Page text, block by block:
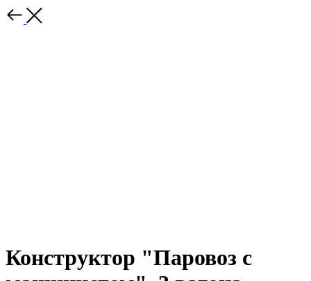
Конструктор "Паровоз с